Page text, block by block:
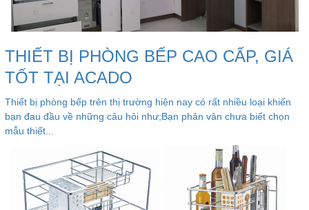
THIẾT BỊ PHÒNG BẾP CAO CẤP, GIÁ
TỐT TẠI ACADO
Thiết bị phòng bếp trên thị trường hiện nay có rất nhiều loại khiến
bạn đau đầu về những câu hỏi như;Bạn phân vân chưa biết chọn
mẫu thiết...